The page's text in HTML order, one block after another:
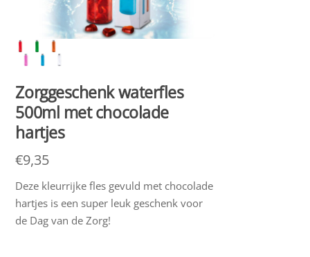
Zorggeschenk waterfles
500ml met chocolade
hartjes
€9,35
Deze kleurrijke fles gevuld met chocolade
hartjes is een super leuk geschenk voor
de Dag van de Zorg!